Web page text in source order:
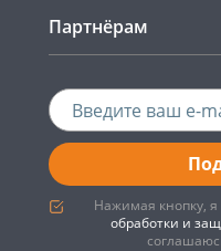
Партнёрам
Нажимая кнопку,
обработки и